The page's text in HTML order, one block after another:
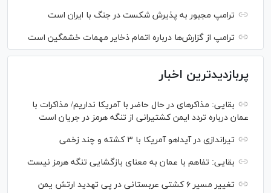
ترامپ مجبور به پذیرش شکست در جنگ با ایران است
ترامپ از گزارش‌ها درباره اتمام ذخایر مهمات خشمگین است
پربازدیدترین اخبار
بقایی: مذاکره‎ای در حال حاضر با آمریکا نداریم/ مذاکرات با
عمان درباره تردد ایمن کشتیرانی از تنگه هرمز در جریان است
تیراندازی در آیداهو آمریکا با ۳ کشته و چند زخمی
بقایی: تفاهم با عمان به معنای بازگشایی تنگه هرمز نیست
تغییر مسیر ۶ کشتی عربستانی در پی تهدید ارتش یمن